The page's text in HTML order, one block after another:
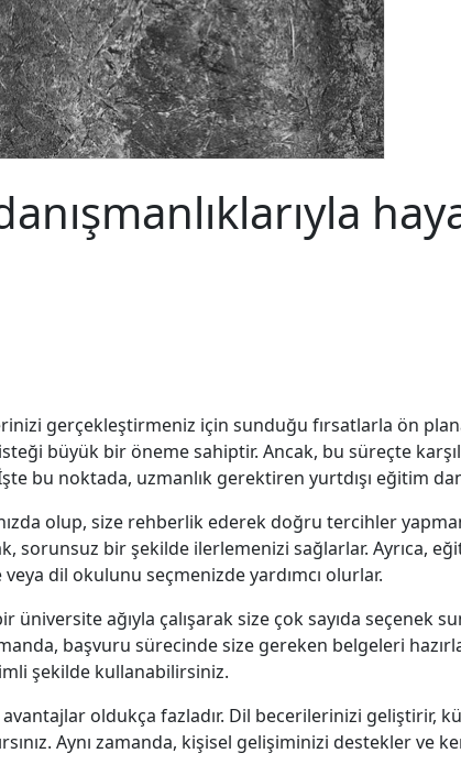
gerçekleştirmeniz için sunduğu fırsatlarla ön
büyük bir öneme sahiptir. Ancak, bu süreçte
bu noktada, uzmanlık gerektiren yurtdışı eğitim
olup, size rehberlik ederek doğru tercihler
sorunsuz bir şekilde ilerlemenizi sağlarlar. Ayrıca,
dil okulunu seçmenizde yardımcı olurlar.
üniversite ağıyla çalışarak size çok sayıda
başvuru sürecinde size gereken belgeleri
şekilde kullanabilirsiniz.
avantajlar oldukça fazladır. Dil becerilerinizi geliştirir,
Aynı zamanda, kişisel gelişiminizi destekler ve